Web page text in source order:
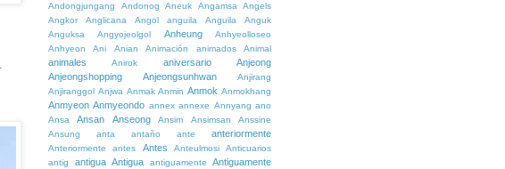
Andongjungang
Andonog Aneuk Angamsa
Angels
Angkor
Anglicana Angol anguila Anguila
Anguk
Anguksa
Angyojeolgol Anheung
Anhyeolloseo
Anhyeon
Ani Anian Animación animados Animal
animales Anirok aniversario
Anjeong
Anjeongshopping
Anjeongsunhwan
Anjirang
Anjiranggol Anjwa Anmak Anmin Anmok Anmokhang
Anmyeon Anmyeondo annex annexe Annyang ano
Ansa
Ansan Anseong Ansim Ansimsan
Anssine
Ansung
anta antaño ante anteriormente
Anteriormente antes Antes Anteulmosi
Anticuarios
antig
antigua Antigua antiguamente Antiguamente